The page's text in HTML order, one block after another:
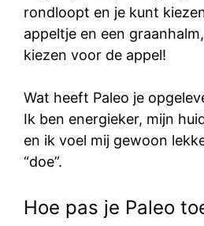
rondloopt en je kunt
appeltje en een
kiezen voor de appel!
Wat heeft Paleo je
Ik ben energieker, mijn
en ik voel mij gewoon
“doe”.
Hoe pas je Paleo